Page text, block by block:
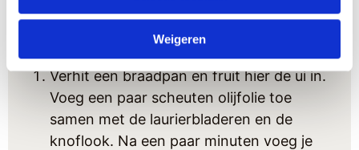
Weigeren
Verhit een braadpan en fruit hier de ui in.
Voeg een paar scheuten olijfolie toe
samen met de laurierbladeren en de
knoflook. Na een paar minuten voeg je